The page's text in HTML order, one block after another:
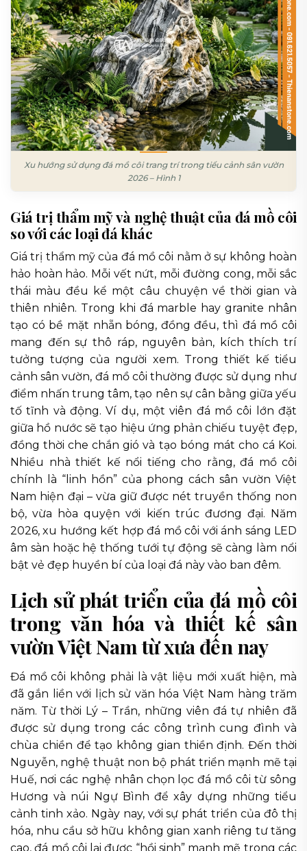
Xu hướng sử dụng đá mồ côi trang trí trong tiểu cảnh sân vườn
2026 – Hình 1
Giá trị thẩm mỹ và nghệ thuật của đá mồ côi
so với các loại đá khác
Giá trị thẩm mỹ của đá mồ côi nằm ở sự không hoàn
hảo hoàn hảo. Mỗi vết nứt, mỗi đường cong, mỗi sắc
thái màu đều kể một câu chuyện về thời gian và
thiên nhiên. Trong khi đá marble hay granite nhân
tạo có bề mặt nhẵn bóng, đồng đều, thì đá mồ côi
mang đến sự thô ráp, nguyên bản, kích thích trí
tưởng tượng của người xem. Trong thiết kế tiểu
cảnh sân vườn, đá mồ côi thường được sử dụng như
điểm nhấn trung tâm, tạo nên sự cân bằng giữa yếu
tố tĩnh và động. Ví dụ, một viên đá mồ côi lớn đặt
giữa hồ nước sẽ tạo hiệu ứng phản chiếu tuyệt đẹp,
đồng thời che chắn gió và tạo bóng mát cho cá Koi.
Nhiều nhà thiết kế nổi tiếng cho rằng, đá mồ côi
chính là “linh hồn” của phong cách sân vườn Việt
Nam hiện đại – vừa giữ được nét truyền thống non
bộ, vừa hòa quyện với kiến trúc đương đại. Năm
2026, xu hướng kết hợp đá mồ côi với ánh sáng LED
âm sàn hoặc hệ thống tưới tự động sẽ càng làm nổi
bật vẻ đẹp huyền bí của loại đá này vào ban đêm.
Lịch sử phát triển của đá mồ côi
trong văn hóa và thiết kế sân
vườn Việt Nam từ xưa đến nay
Đá mồ côi không phải là vật liệu mới xuất hiện, mà
đã gắn liền với lịch sử văn hóa Việt Nam hàng trăm
năm. Từ thời Lý – Trần, những viên đá tự nhiên đã
được sử dụng trong các công trình cung đình và
chùa chiền để tạo không gian thiền định. Đến thời
Nguyễn, nghệ thuật non bộ phát triển mạnh mẽ tại
Huế, nơi các nghệ nhân chọn lọc đá mồ côi từ sông
Hương và núi Ngự Bình để xây dựng những tiểu
cảnh tinh xảo. Ngày nay, với sự phát triển của đô thị
hóa, nhu cầu sở hữu không gian xanh riêng tư tăng
cao, đá mồ côi lại được “hồi sinh” mạnh mẽ trong các